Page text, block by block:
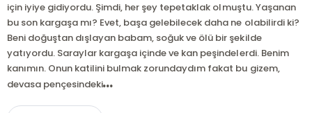
için iyiye gidiyordu. Şimdi, her şey tepetaklak olmuştu. Yaşanan
bu son kargaşa mı? Evet, başa gelebilecek daha ne olabilirdi ki?
Beni doğuştan dışlayan babam, soğuk ve ölü bir şekilde
yatıyordu. Saraylar kargaşa içinde ve kan peşindelerdi. Benim
kanımın. Onun katilini bulmak zorundaydım fakat bu gizem,
devasa pençesindeki...